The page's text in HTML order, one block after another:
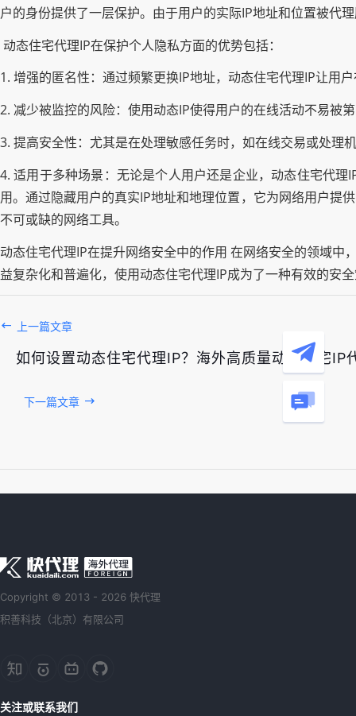
户的身份提供了一层保护。由于用户的实际IP地址和位置被代
动态住宅代理IP在保护个人隐私方面的优势包括：
1. 增强的匿名性：通过频繁更换IP地址，动态住宅代理IP让用
2. 减少被监控的风险：使用动态IP使得用户的在线活动不易被
3. 提高安全性：尤其是在处理敏感任务时，如在线交易或处理
4. 适用于多种场景：无论是个人用户还是企业，动态住宅代
用。通过隐藏用户的真实IP地址和地理位置，它为网络用户提
不可或缺的网络工具。
动态住宅代理IP在提升网络安全中的作用 在网络安全的领域
益复杂化和普遍化，使用动态住宅代理IP成为了一种有效的安
上一篇文章
如何设置动态住宅代理IP？海外高质量动态住宅IP
下一篇文章
Copyright © 2013 - 2026 快代理
积善科技（北京）有限公司
关注或联系我们